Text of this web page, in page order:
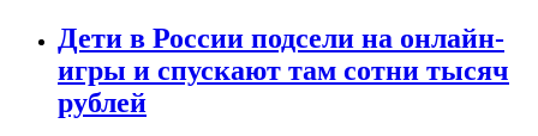
Дети в России подсели на онлайн-
игры и спускают там сотни тысяч
рублей